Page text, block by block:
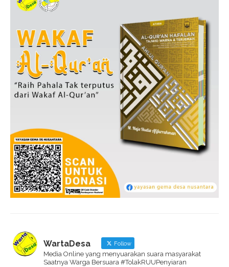
WartaDesa Follow
Media Online yang menyuarakan suara masyarakat
Saatnya Warga Bersuara #TolakRUUPenyiaran